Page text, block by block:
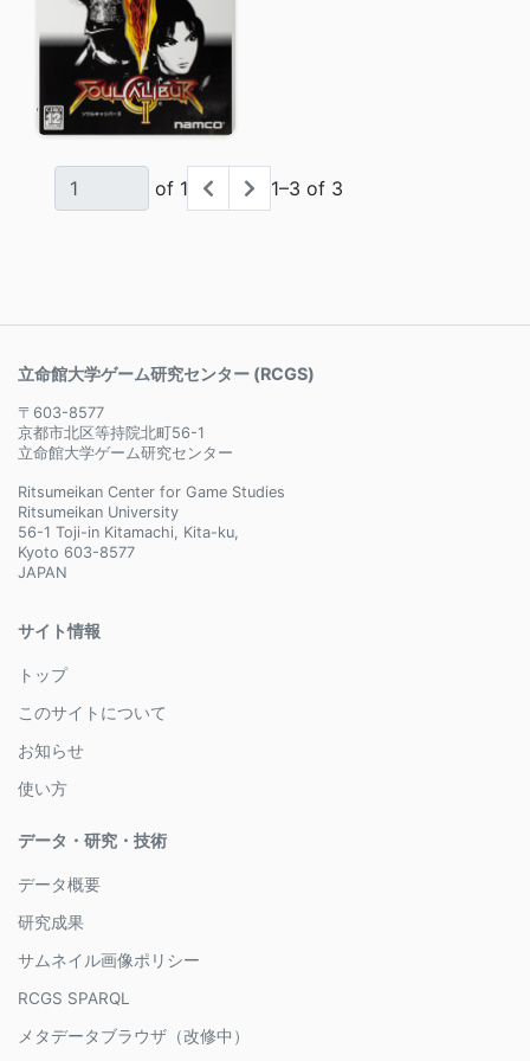
of 1 1–3 of 3
立命館大学ゲーム研究センター (RCGS)
〒603-8577
京都市北区等持院北町56-1
立命館大学ゲーム研究センター
Ritsumeikan Center for Game Studies
Ritsumeikan University
56-1 Toji-in Kitamachi, Kita-ku,
Kyoto 603-8577
JAPAN
サイト情報
トップ
このサイトについて
お知らせ
使い方
データ・研究・技術
データ概要
研究成果
サムネイル画像ポリシー
RCGS SPARQL
メタデータブラウザ（改修中）